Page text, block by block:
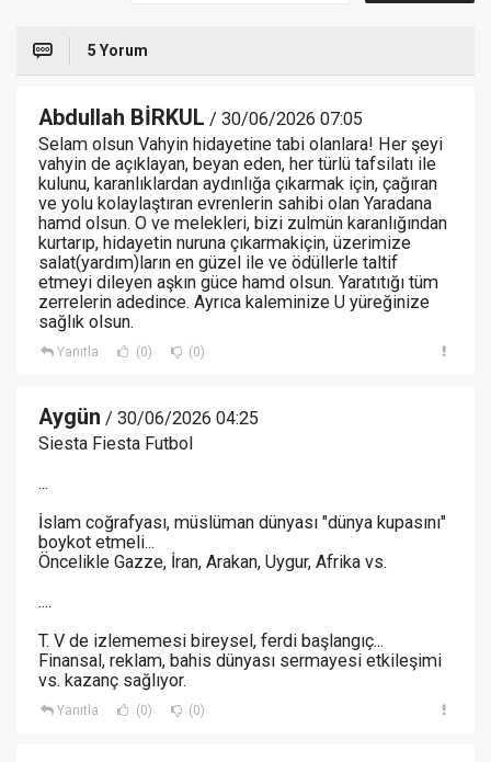
5 Yorum
Abdullah BİRKUL / 30/06/2026 07:05
Selam olsun Vahyin hidayetine tabi olanlara! Her şeyi
vahyin de açıklayan, beyan eden, her türlü tafsilatı ile
kulunu, karanlıklardan aydınlığa çıkarmak için, çağıran
ve yolu kolaylaştıran evrenlerin sahibi olan Yaradana
hamd olsun. O ve melekleri, bizi zulmün karanlığından
kurtarıp, hidayetin nuruna çıkarmakiçin, üzerimize
salat(yardım)ların en güzel ile ve ödüllerle taltif
etmeyi dileyen aşkın güce hamd olsun. Yaratıtığı tüm
zerrelerin adedince. Ayrıca kaleminize U yüreğinize
sağlık olsun.
Yanıtla (0) (0)
Aygün / 30/06/2026 04:25
Siesta Fiesta Futbol
...
İslam coğrafyası, müslüman dünyası "dünya kupasını"
boykot etmeli...
Öncelikle Gazze, İran, Arakan, Uygur, Afrika vs.
....
T. V de izlememesi bireysel, ferdi başlangıç...
Finansal, reklam, bahis dünyası sermayesi etkileşimi
vs. kazanç sağlıyor.
Yanıtla (0) (0)